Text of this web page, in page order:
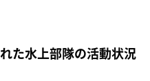
た水上部隊の活動状況